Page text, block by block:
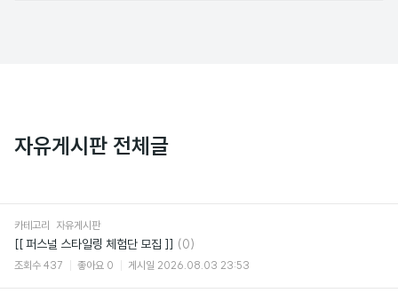
자유게시판 전체글
카테고리 자유게시판
[[ 퍼스널 스타일링 체험단 모집 ]] 댓
글
(0)
조회수 437 좋아요 0 게시일 2026.08.03 23:53